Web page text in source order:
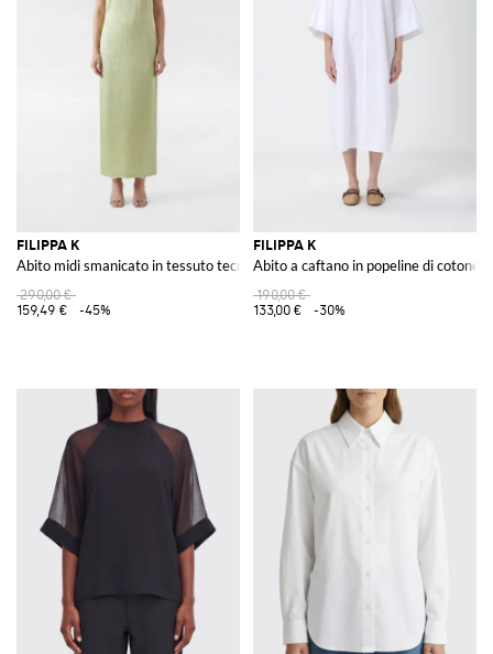
FILIPPA K
Abito midi smanicato in tessuto tecnico con dettaglio cut-out
290,00 €
159,49 €
-45%
FILIPPA K
Abito a caftano in popeline di cotone
190,00 €
133,00 €
-30%